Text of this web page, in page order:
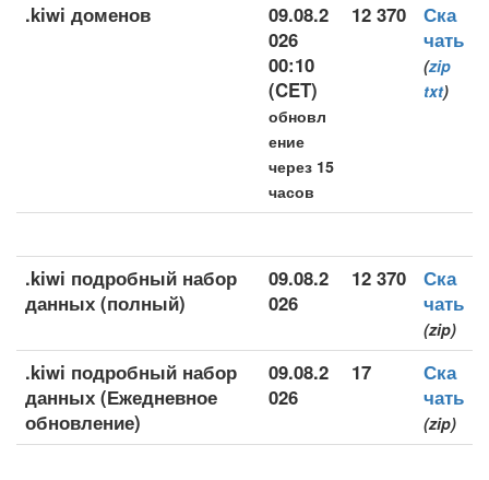
.kiwi доменов
09.08.2
026
00:10
(CET)
обновл
ение
через 15
часов
12 370
Ска
чать
(zip
txt)
.kiwi подробный набор
данных (полный)
09.08.2
026
12 370
Ска
чать
(zip)
.kiwi подробный набор
данных (Ежедневное
обновление)
09.08.2
026
17
Ска
чать
(zip)